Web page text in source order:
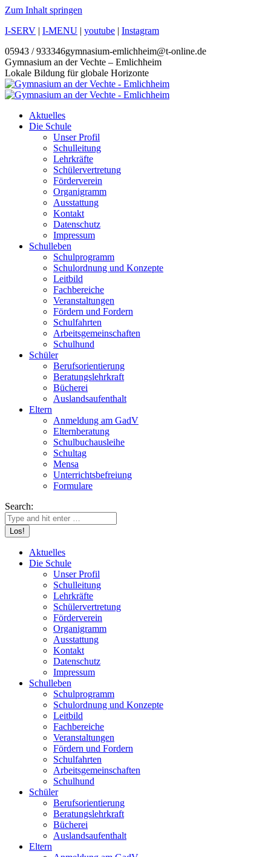
Zum Inhalt springen
I-SERV | I-MENU | youtube | Instagram
05943 / 933346gymnasium-emlichheim@t-online.de
Gymnasium an der Vechte – Emlichheim
Lokale Bildung für globale Horizonte
Aktuelles
Die Schule
Unser Profil
Schulleitung
Lehrkräfte
Schülervertretung
Förderverein
Organigramm
Ausstattung
Kontakt
Datenschutz
Impressum
Schulleben
Schulprogramm
Schulordnung und Konzepte
Leitbild
Fachbereiche
Veranstaltungen
Fördern und Fordern
Schulfahrten
Arbeitsgemeinschaften
Schulhund
Schüler
Berufsorientierung
Beratungslehrkraft
Bücherei
Auslandsaufenthalt
Eltern
Anmeldung am GadV
Elternberatung
Schulbuchausleihe
Schultag
Mensa
Unterrichtsbefreiung
Formulare
Search:
Aktuelles
Die Schule
Unser Profil
Schulleitung
Lehrkräfte
Schülervertretung
Förderverein
Organigramm
Ausstattung
Kontakt
Datenschutz
Impressum
Schulleben
Schulprogramm
Schulordnung und Konzepte
Leitbild
Fachbereiche
Veranstaltungen
Fördern und Fordern
Schulfahrten
Arbeitsgemeinschaften
Schulhund
Schüler
Berufsorientierung
Beratungslehrkraft
Bücherei
Auslandsaufenthalt
Eltern